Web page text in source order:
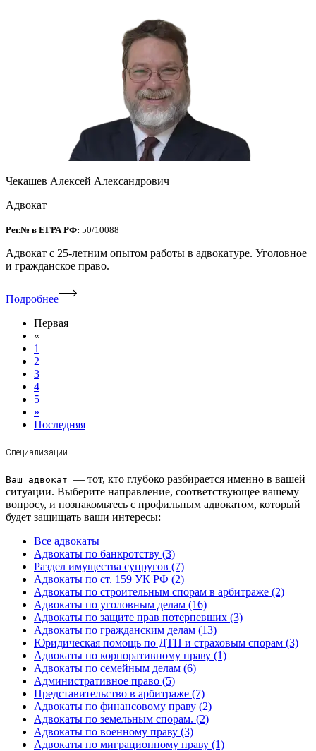
Чекашев Алексей Александрович
Адвокат
Рег.№ в ЕГРА РФ: 50/10088
Адвокат с 25-летним опытом работы в адвокатуре. Уголовное
и гражданское право.
Подробнее
Первая
«
1
2
3
4
5
»
Последняя
Специализации
Ваш адвокат — тот, кто глубоко разбирается именно в вашей
ситуации. Выберите направление, соответствующее вашему
вопросу, и познакомьтесь с профильным адвокатом, который
будет защищать ваши интересы:
Все адвокаты
Адвокаты по банкротству (3)
Раздел имущества супругов (7)
Адвокаты по ст. 159 УК РФ (2)
Адвокаты по строительным спорам в арбитраже (2)
Адвокаты по уголовным делам (16)
Адвокаты по защите прав потерпевших (3)
Адвокаты по гражданским делам (13)
Юридическая помощь по ДТП и страховым спорам (3)
Адвокаты по корпоративному праву (1)
Адвокаты по семейным делам (6)
Административное право (5)
Представительство в арбитраже (7)
Адвокаты по финансовому праву (2)
Адвокаты по земельным спорам. (2)
Адвокаты по военному праву (3)
Адвокаты по миграционному праву (1)